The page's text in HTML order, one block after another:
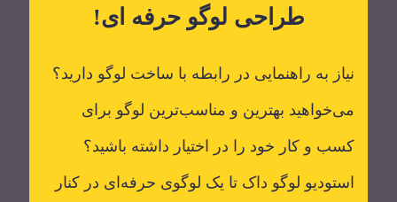
طراحی لوگو حرفه ای!
نیاز به راهنمایی در رابطه با ساخت لوگو دارید؟
می‌خواهید بهترین و مناسب‌ترین لوگو برای
کسب و کار خود را در اختیار داشته باشید؟
استودیو لوگو داک تا یک لوگوی حرفه‌ای در کنار